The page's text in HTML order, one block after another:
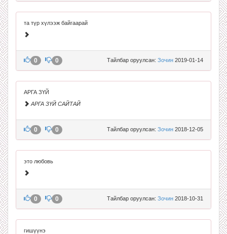
та түр хүлээж байгаарай
Тайлбар оруулсан: Зочин 2019-01-14
0 0
АРГА ЗҮЙ
АРГА ЗҮЙ САЙТАЙ
Тайлбар оруулсан: Зочин 2018-12-05
0 0
это любовь
Тайлбар оруулсан: Зочин 2018-10-31
0 0
гишүүнэ